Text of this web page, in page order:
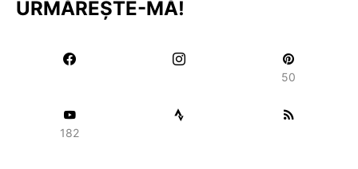
URMĂREȘTE-MĂ!
50
182